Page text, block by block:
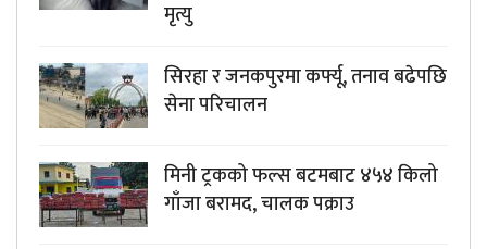
मृत्यु
सिरहा र जनकपुरमा कर्फ्यू, तनाव बढेपछि
सेना परिचालन
मिनी ट्रकको फल्स बटमबाट ४५४ किलो
गाँजा बरामद, चालक पक्राउ